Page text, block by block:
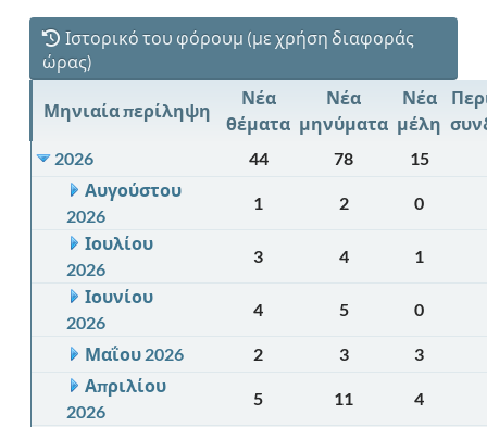
Ιστορικό του φόρουμ (με χρήση διαφοράς
ώρας)
Μηνιαία περίληψη
Νέα
θέματα
Νέα
μηνύματα
Νέα
μέλη
2026
44 78
15
Αυγούστου
2026
1 2
0
Ιουλίου
2026
3 4
1
Ιουνίου
2026
4 5 0
Μαΐου 2026 2 3
3
Απριλίου
2026
5 11
4